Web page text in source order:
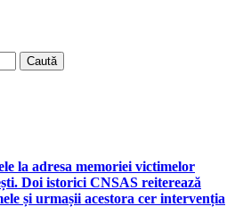
la adresa memoriei victimelor
Doi istorici CNSAS reiterează
și urmașii acestora cer intervenția